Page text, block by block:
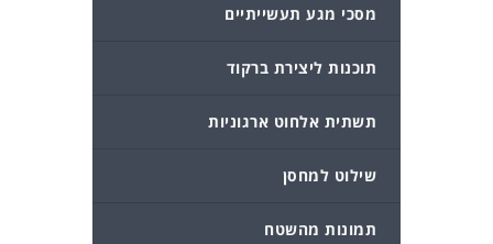
מסכי מגע תעשייתיים
תוכנות ליצירת ברקוד
תשתית אלחוט ארגוניות
שילוט למחסן
תמונות מהשטח